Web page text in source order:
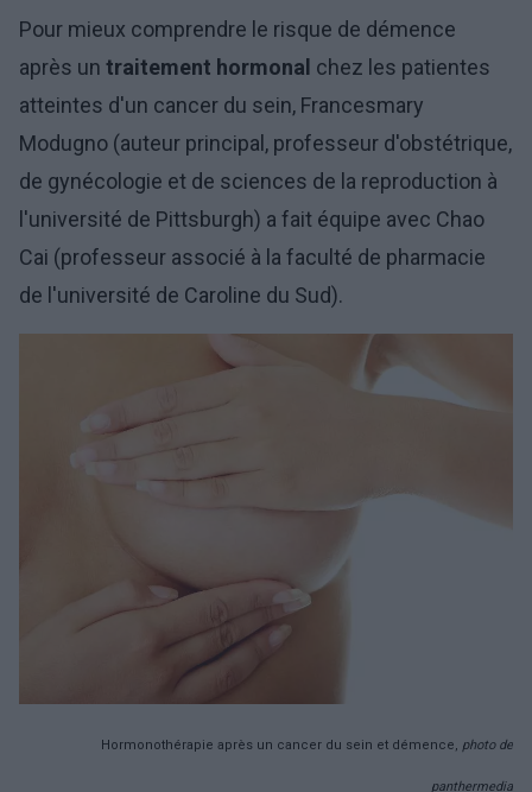
Pour mieux comprendre le risque de démence
après un traitement hormonal chez les patientes
atteintes d'un cancer du sein, Francesmary
Modugno (auteur principal, professeur d'obstétrique,
de gynécologie et de sciences de la reproduction à
l'université de Pittsburgh) a fait équipe avec Chao
Cai (professeur associé à la faculté de pharmacie
de l'université de Caroline du Sud).
Hormonothérapie après un cancer du sein et démence, photo de
panthermedia